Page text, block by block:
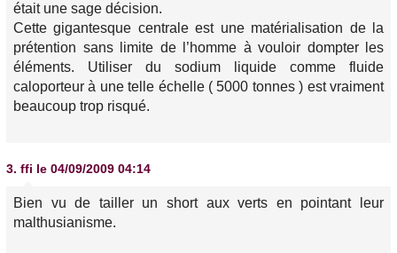
était une sage décision.
Cette gigantesque centrale est une matérialisation de la
prétention sans limite de l’homme à vouloir dompter les
éléments. Utiliser du sodium liquide comme fluide
caloporteur à une telle échelle ( 5000 tonnes ) est vraiment
beaucoup trop risqué.
3. ffi le 04/09/2009 04:14
Bien vu de tailler un short aux verts en pointant leur
malthusianisme.